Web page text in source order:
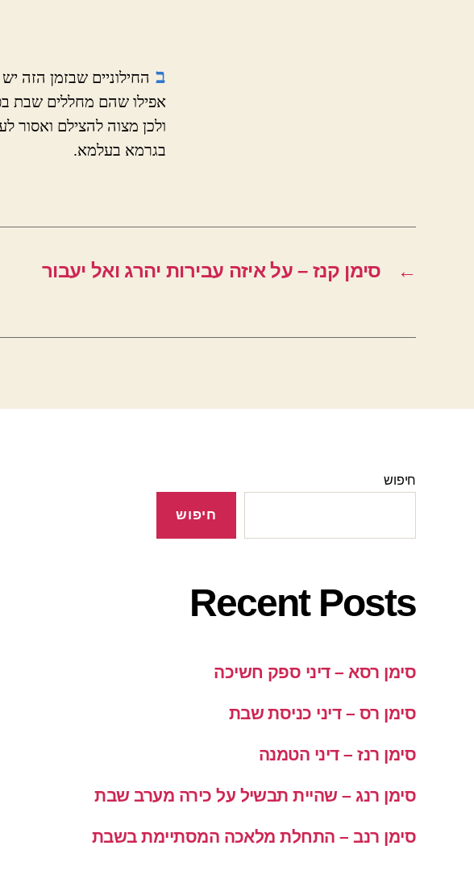
ב החילוניים שבזמן הזה
אפילו שהם מחללים שבת
ולכן מצוה להצילם ואסור
בגרמא בעלמא.
← סימן קנז – על איזה עבירות יהרג ואל יעבור
חיפוש
חיפוש
Recent Posts
סימן רסא – דיני ספק חשיכה
סימן רס – דיני כניסת שבת
סימן רנז – דיני הטמנה
סימן רנג – שהיית תבשיל על כירה מערב שבת
סימן רנב – התחלת מלאכה המסתיימת בשבת